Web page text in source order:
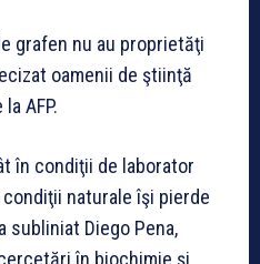
grafen nu au proprietăţi
oamenii de ştiinţă
AFP.
în condiţii de laborator
naturale îşi pierde
subliniat Diego Pena,
în biochimie şi